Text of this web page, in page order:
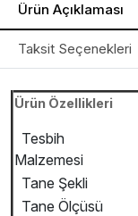
Ürün Açıklaması
Taksit Seçenekleri
Ürün Özellikleri
Tesbih
Malzemesi
Tane Şekli
Tane Ölçüsü